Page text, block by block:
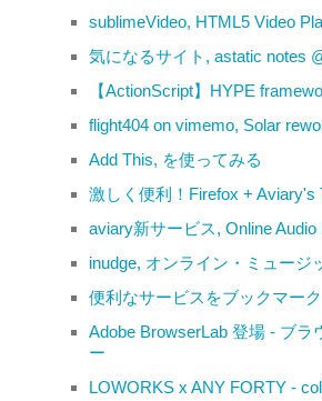
sublimeVideo, HTML5 Video
気になるサイト, astatic notes
【ActionScript】HYPE
flight404 on vimemo, Solar
Add This, を使ってみる
激しく便利！Firefox + Aviary's
aviary新サービス, Online
inudge, オンライン・ミュージ
便利なサービスをブックマーク
Adobe BrowserLab 登場 - ブラ
ー
LOWORKS x ANY FORTY -